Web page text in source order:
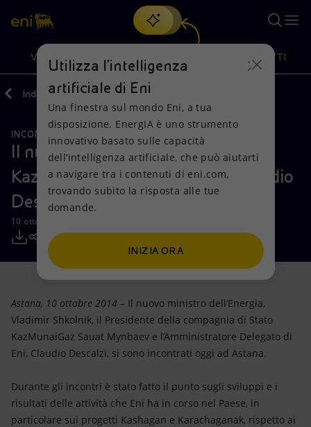
Cerca
scopri EnergIA, la nostra nuova soluzione di intelligenza
artificiale.
VISIONE
Visione
Mission e valori
Persone e Partnership
Net Zero
Modello satellitare
Energia accessibile
Innovazione
Scenari energetici
Azioni
Diversificazione energetica
Tecnologie per la transizione
Collaborazioni per l'innovazione
Attività nel mondo
PRODOTTI
Prodotti
Casa
Imprese
Mobilità
Indietro Media Comunicati Stampa
INCONTRI E ACCORDI
Il nuovo ministro dell’Energia del
Kazakhstan incontra l’AD Eni Claudio
Descalzi
10 ottobre 2014 - 14:40 CEST
Astana, 10 ottobre 2014 – Il nuovo ministro dell’Energia,
Vladimir Shkolnik, il Presidente della compagnia di Stato
KazMunaiGaz Sauat Mynbaev e l’Amministratore Delegato di
Eni, Claudio Descalzi, si sono incontrati oggi ad Astana.
Durante gli incontri è stato fatto il punto sugli sviluppi e i
risultati delle attività che Eni ha in corso nel Paese, in
particolare sui progetti Kashagan e Karachaganak, rispetto ai
Utilizza l'intelligenza
artificiale di Eni
Una finestra sul mondo Eni, a tua
disposizione. EnergIA è uno strumento
innovativo basato sulle capacità
dell’intelligenza artificiale, che può aiutarti
a navigare tra i contenuti di eni.com,
trovando subito la risposta alle tue
domande.
INIZIA ORA